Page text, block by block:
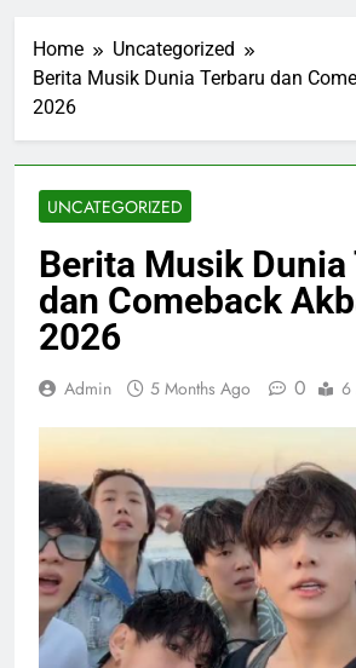
Home
Uncategorized
Berita Musik Dunia Terbaru dan
2026
UNCATEGORIZED
Berita Musik Dunia
dan Comeback
2026
Admin 5 Months Ago 0 6